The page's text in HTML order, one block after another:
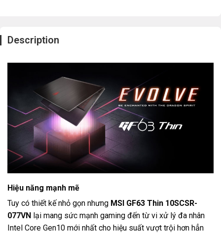
Description
Hiệu năng mạnh mẽ
Tuy có thiết kế nhỏ gọn nhưng MSI GF63 Thin 10SCSR-
077VN lại mang sức mạnh gaming đến từ vi xử lý đa nhân
Intel Core Gen10 mới nhất cho hiệu suất vượt trội hơn hẳn